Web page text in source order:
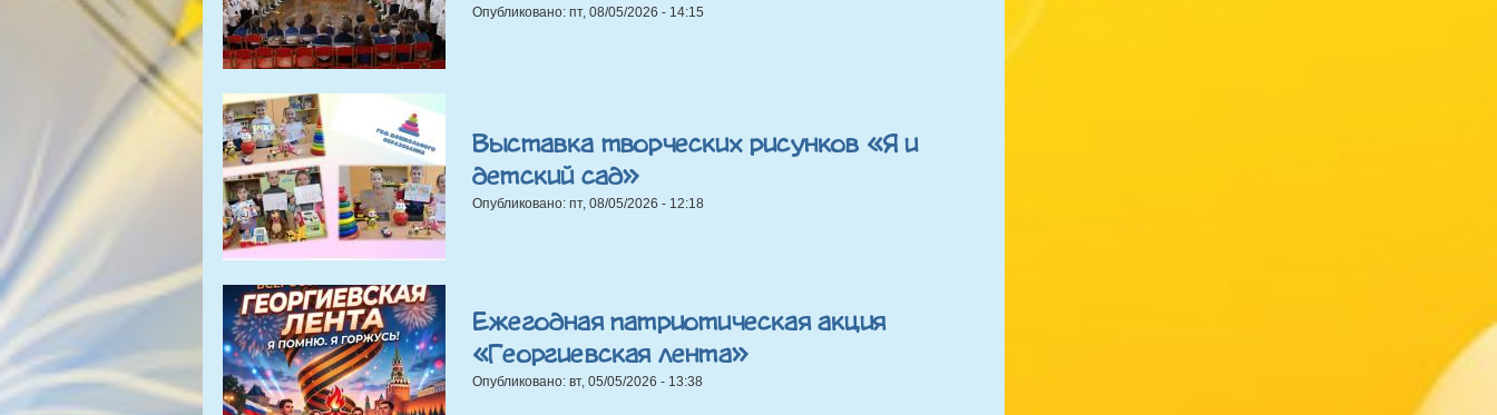
Опубликовано: пт, 08/05/2026 - 14:15
Выставка творческих рисунков «Я и
детский сад»
Опубликовано: пт, 08/05/2026 - 12:18
Ежегодная патриотическая акция
«Георгиевская лента»
Опубликовано: вт, 05/05/2026 - 13:38